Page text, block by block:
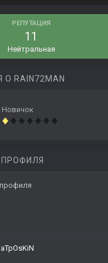
РЕПУТАЦИЯ
11
Нейтральная
RAIN72MAN
Новичок